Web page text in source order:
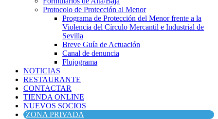
Protocolo de Protección al Menor
Programa de Protección del Menor frente a la
Violencia del Círculo Mercantil e Industrial de
Sevilla
Breve Guía de Actuación
Canal de denuncia
Flujograma
NOTICIAS
RESTAURANTE
CONTACTAR
TIENDA ONLINE
NUEVOS SOCIOS
ZONA PRIVADA